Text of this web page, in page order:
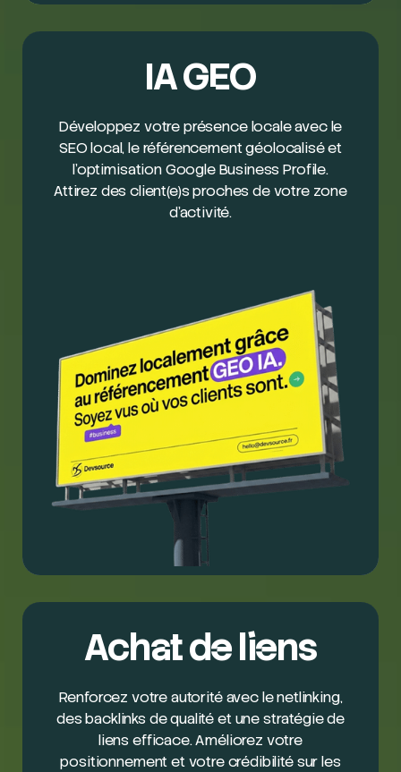
IA GEO
Développez votre présence locale avec le
SEO local, le référencement géolocalisé et
l’optimisation Google Business Profile.
Attirez des client(e)s proches de votre zone
d’activité.
Achat de liens
Renforcez votre autorité avec le netlinking,
des backlinks de qualité et une stratégie de
liens efficace. Améliorez votre
positionnement et votre crédibilité sur les